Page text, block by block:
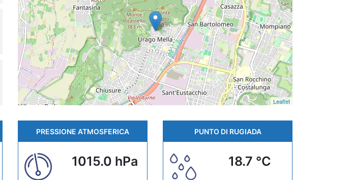
Leaflet
PRESSIONE ATMOSFERICA
1015.0 hPa
PUNTO DI RUGIADA
18.7 °C